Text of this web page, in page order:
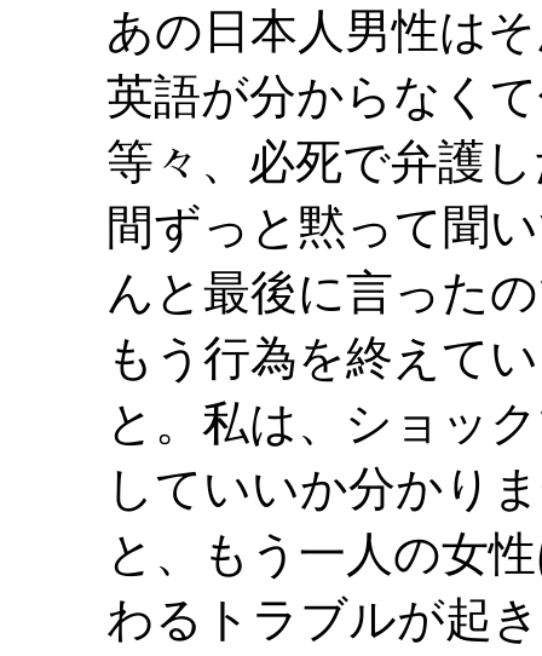
あの日本人男性は
英語が分からなく
等々、必死で弁護
間ずっと黙って聞
んと最後に言った
もう行為を終えて
と。私は、ショッ
していいか分かり
と、もう一人の女
わるトラブルが起